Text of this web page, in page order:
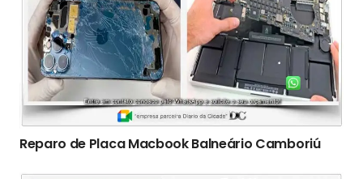
Reparo de Placa Macbook Balneário Camboriú